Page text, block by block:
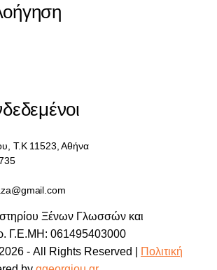
Τ.Κ 11523, Αθήνα
Ξένων Γλωσσών και
Γ.Ε.ΜΗ: 061495403000
- All Rights Reserved |
Πολιτική